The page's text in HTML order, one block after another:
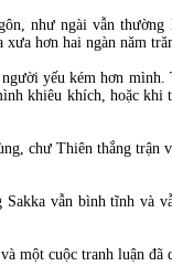
như ngài vẫn
hơn hai ngàn năm
yếu kém hơn
khiêu khích, hoặc khi
chư Thiên thắng trận
Sakka vẫn bình tĩnh và
một cuộc tranh luận